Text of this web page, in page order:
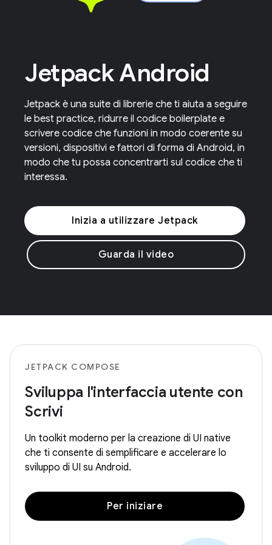
Jetpack Android
Jetpack è una suite di librerie che ti aiuta a seguire
le best practice, ridurre il codice boilerplate e
scrivere codice che funzioni in modo coerente su
versioni, dispositivi e fattori di forma di Android, in
modo che tu possa concentrarti sul codice che ti
interessa.
Inizia a utilizzare Jetpack
Guarda il video
JETPACK COMPOSE
Sviluppa l'interfaccia utente con
Scrivi
Un toolkit moderno per la creazione di UI native
che ti consente di semplificare e accelerare lo
sviluppo di UI su Android.
Per iniziare